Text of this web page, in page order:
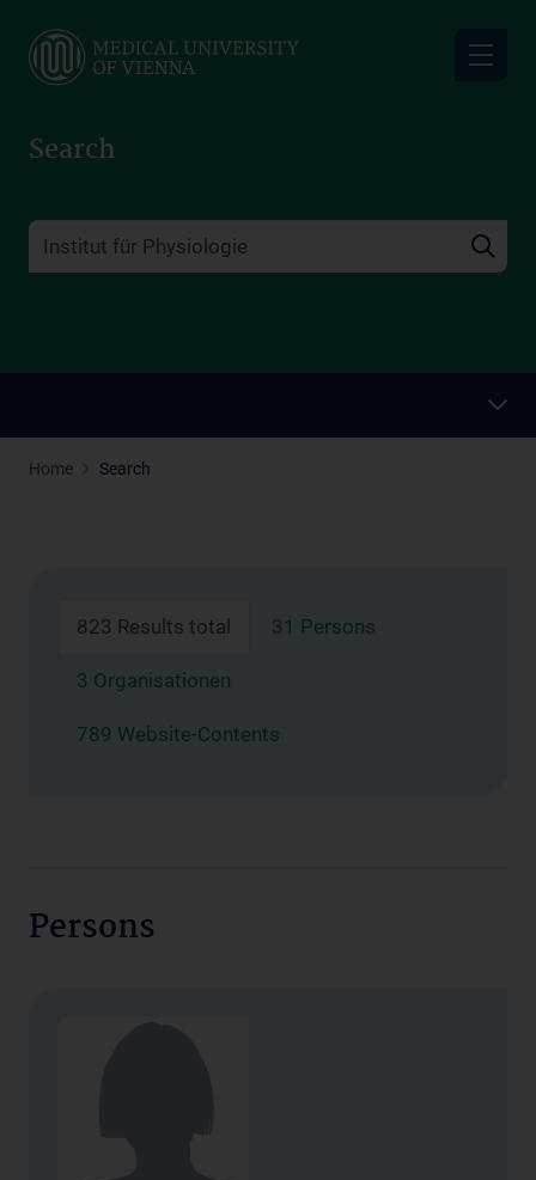
main
Search
Home Search
823 Results total 31 Persons
3 Organisationen
789 Website-Contents
Persons